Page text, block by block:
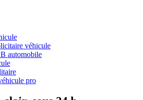
véhicule
automobile
pro